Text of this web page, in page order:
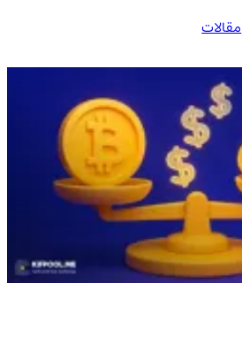
مقالات